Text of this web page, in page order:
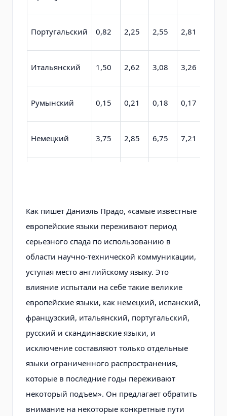
Португальский 0,82 2,25 2,55 2,81
Итальянский 1,50 2,62 3,08 3,26
Румынский 0,15 0,21 0,18 0,17
Немецкий 3,75 2,85 6,75 7,21
Прочие 13,44 22,20 23,68 25,97
Как пишет Даниэль Прадо, «самые известные
европейские языки переживают период
серьезного спада по использованию в
области научно-технической коммуникации,
уступая место английскому языку. Это
влияние испытали на себе такие великие
европейские языки, как немецкий, испанский,
французский, итальянский, португальский,
русский и скандинавские языки, и
исключение составляют только отдельные
языки ограниченного распространения,
которые в последние годы переживают
некоторый подъем». Он предлагает обратить
внимание на некоторые конкретные пути